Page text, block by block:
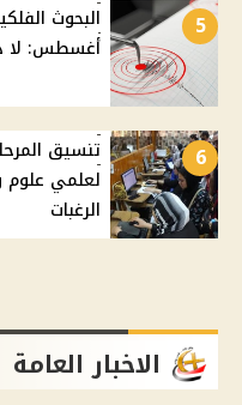
5
أغسطس: لا
6
لعلمي
الرغبات
الاخبار العامة